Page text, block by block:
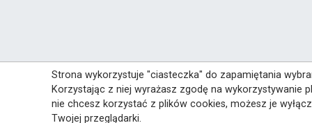
Strona wykorzystuje "ciasteczka" do zapamiętania
Korzystając z niej wyrażasz zgodę na wykorzystywanie
nie chcesz korzystać z plików cookies, możesz je
Twojej przeglądarki.